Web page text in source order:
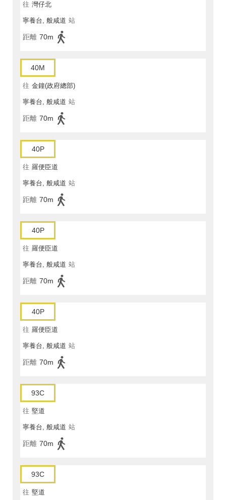
往 灣仔北
寧養台, 般咸道 站
距離 70m
40M
往 金鐘(政府總部)
寧養台, 般咸道 站
距離 70m
40P
往 羅便臣道
寧養台, 般咸道 站
距離 70m
40P
往 羅便臣道
寧養台, 般咸道 站
距離 70m
40P
往 羅便臣道
寧養台, 般咸道 站
距離 70m
93C
往 堅道
寧養台, 般咸道 站
距離 70m
93C
往 堅道